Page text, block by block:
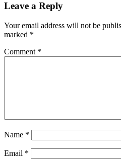
Leave a Reply
Your email address will not be
marked *
Comment *
Name *
Email *